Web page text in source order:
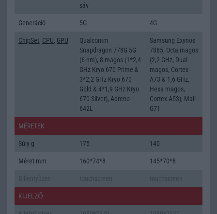
sáv
Generáció 5G 4G
ChipSet, CPU, GPU
Qualcomm
Snapdragon 778G 5G
(6 nm), 8 magos (1*2,4
GHz Kryo 670 Prime &
3*2,2 GHz Kryo 670
Gold & 4*1,9 GHz Kryo
670 Silver), Adreno
642L
Samsung Exynos
7885, Octa magos
(2,2 GHz, Dual
magos, Cortex
A73 & 1,6 GHz,
Hexa magos,
Cortex A53), Mali
G71
MÉRETEK
Súly g 175 140
Méret mm 160*74*8 145*70*8
KIJELZŐ